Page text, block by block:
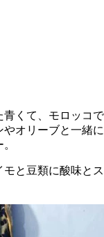
青くて、モロッコで
やオリーブと一緒に
と豆類に酸味とス